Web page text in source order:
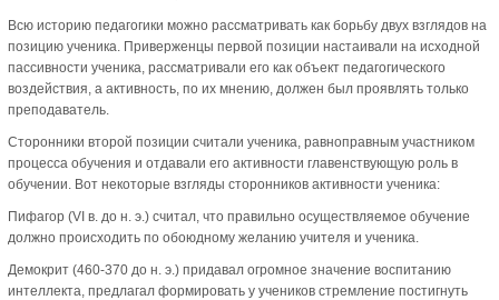
Всю историю педагогики можно рассматривать как борьбу двух взглядов на
позицию ученика. Приверженцы первой позиции настаивали на исходной
пассивности ученика, рассматривали его как объект педагогического
воздействия, а активность, по их мнению, должен был проявлять только
преподаватель.
Сторонники второй позиции считали ученика, равноправным участником
процесса обучения и отдавали его активности главенствующую роль в
обучении. Вот некоторые взгляды сторонников активности ученика:
Пифагор (VI в. до н. э.) считал, что правильно осуществляемое обучение
должно происходить по обоюдному желанию учителя и ученика.
Демокрит (460-370 до н. э.) придавал огромное значение воспитанию
интеллекта, предлагал формировать у учеников стремление постигнуть